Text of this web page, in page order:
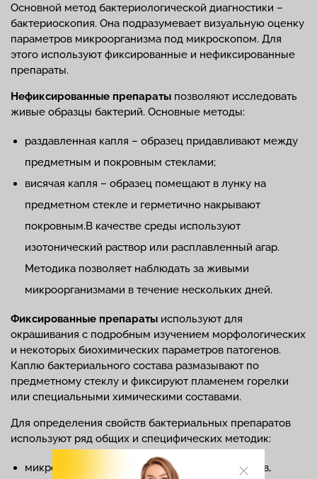
Основной метод бактериологической диагностики –
бактериоскопия. Она подразумевает визуальную оценку
параметров микроорганизма под микроскопом. Для
этого используют фиксированные и нефиксированные
препараты.
Нефиксированные препараты позволяют исследовать
живые образцы бактерий. Основные методы:
раздавленная капля – образец придавливают между
предметным и покровным стеклами;
висячая капля – образец помещают в лунку на
предметном стекле и герметично накрывают
покровным.В качестве среды используют
изотонический раствор или расплавленный агар.
Методика позволяет наблюдать за живыми
микроорганизмами в течение нескольких дней.
Фиксированные препараты используют для
окрашивания с подробным изучением морфологических
и некоторых биохимических параметров патогенов.
Каплю бактериального состава размазывают по
предметному стеклу и фиксируют пламенем горелки
или специальными химическими составами.
Для определения свойств бактериальных препаратов
используют ряд общих и специфических методик:
микроскопия – определение формы, размеров,